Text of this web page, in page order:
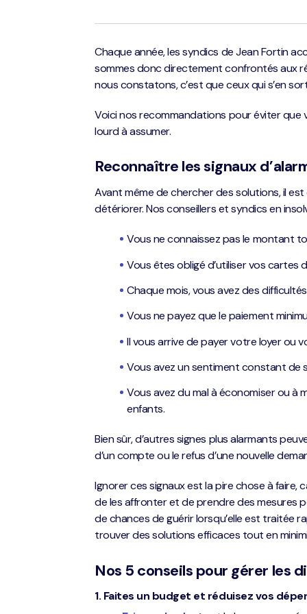
Chaque année, les syndics de Jean Fortin
sommes donc directement confrontés aux
nous constatons, c’est que ceux qui s’en
Voici nos recommandations pour éviter
lourd à assumer.
Reconnaître les signaux
Avant même de chercher des solutions, il
détériorer. Nos conseillers et syndics en
Vous ne connaissez pas le montant
Vous êtes obligé d’utiliser vos cartes
Chaque mois, vous avez des
Vous ne payez que le paiement
Il vous arrive de payer votre loyer ou
Vous avez un sentiment constant de
Vous avez du mal à économiser ou à
enfants.
Bien sûr, d’autres signes plus alarmants
d’un compte ou le refus d’une nouvelle
Ignorer ces signaux est la pire chose à faire,
de les affronter et de prendre des mesures
de chances de guérir lorsqu’elle est traitée
trouver des solutions efficaces tout en
Nos 5 conseils pour gérer les
1. Faites un budget et réduisez vos